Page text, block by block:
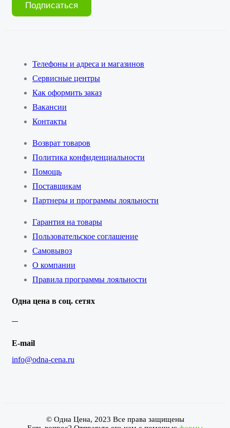
Подписаться
Телефоны и адреса и магазинов
Сервисные центры
Как оформить заказ
Вакансии
Контакты
Возврат товаров
Политика конфиденциальности
Помощь
Поставщикам
Партнеры и программы лояльности
Гарантия на товары
Пользовательское соглашение
Самовывоз
О компании
Правила программы лояльности
Одна цена в соц. сетях
E-mail
info@odna-cena.ru
© Одна Цена, 2023 Все права защищены